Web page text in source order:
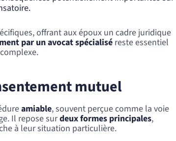
offrant aux époux un cadre juridique
par un avocat spécialiséreste essentiel
mutuel
amiable, souvent perçue comme la voie
Il repose surdeux formes principales,
à leur situation particulière.